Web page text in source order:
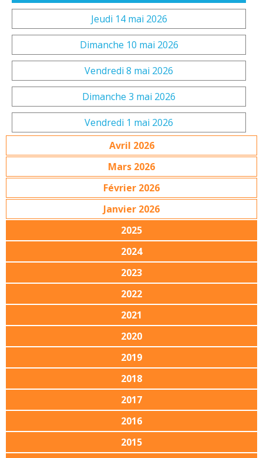
Jeudi 14 mai 2026
Dimanche 10 mai 2026
Vendredi 8 mai 2026
Dimanche 3 mai 2026
Vendredi 1 mai 2026
Avril 2026
Mars 2026
Février 2026
Janvier 2026
2025
2024
2023
2022
2021
2020
2019
2018
2017
2016
2015